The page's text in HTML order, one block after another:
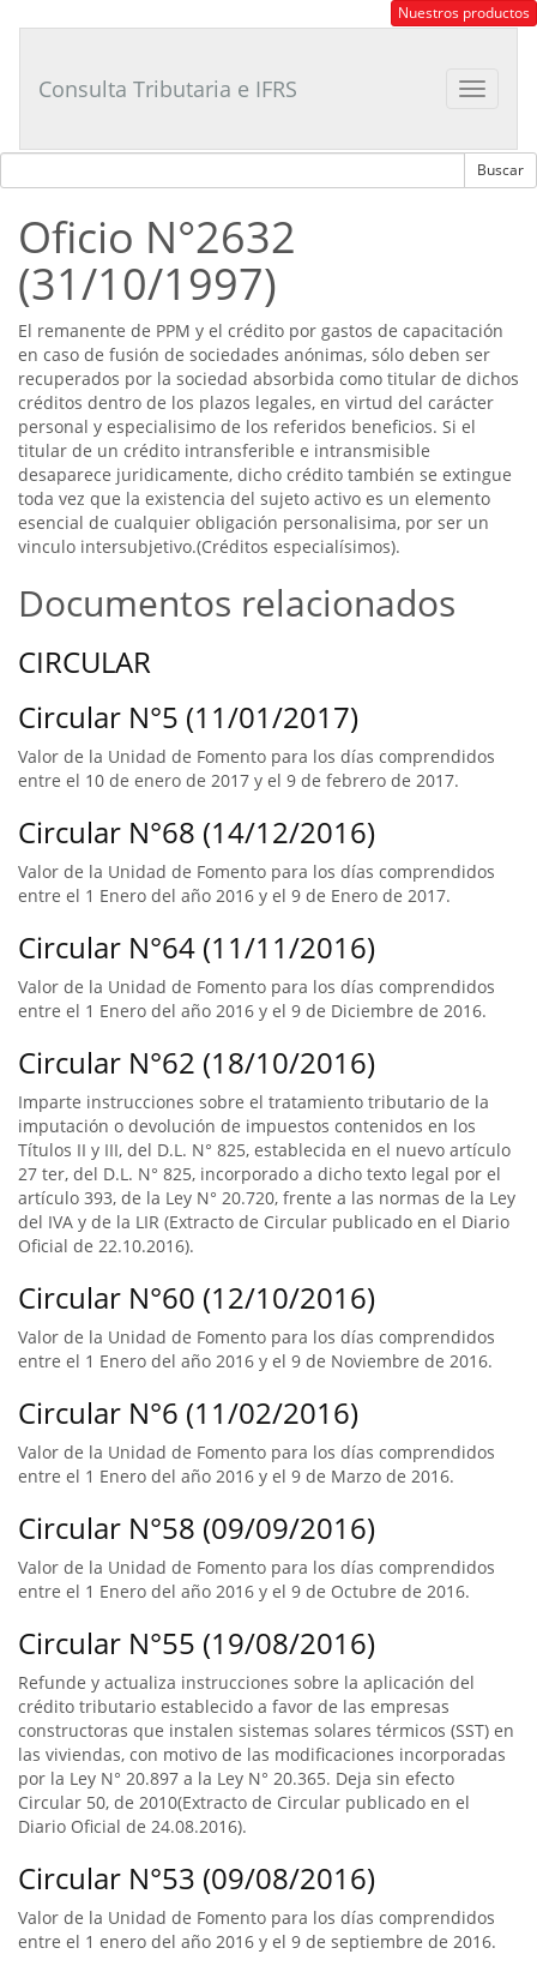
Tributario
Nuestros productos
Toggle
Consulta Tributaria e IFRS
Oficio N°2632
(31/10/1997)
El remanente de PPM y el crédito por gastos de capacitación
en caso de fusión de sociedades anónimas, sólo deben ser
recuperados por la sociedad absorbida como titular de dichos
créditos dentro de los plazos legales, en virtud del carácter
personal y especialisimo de los referidos beneficios. Si el
titular de un crédito intransferible e intransmisible
desaparece juridicamente, dicho crédito también se extingue
toda vez que la existencia del sujeto activo es un elemento
esencial de cualquier obligación personalisima, por ser un
vinculo intersubjetivo.(Créditos especialísimos).
Documentos relacionados
CIRCULAR
Circular N°5 (11/01/2017)
Valor de la Unidad de Fomento para los días comprendidos
entre el 10 de enero de 2017 y el 9 de febrero de 2017.
Circular N°68 (14/12/2016)
Valor de la Unidad de Fomento para los días comprendidos
entre el 1 Enero del año 2016 y el 9 de Enero de 2017.
Circular N°64 (11/11/2016)
Valor de la Unidad de Fomento para los días comprendidos
entre el 1 Enero del año 2016 y el 9 de Diciembre de 2016.
Circular N°62 (18/10/2016)
Imparte instrucciones sobre el tratamiento tributario de la
imputación o devolución de impuestos contenidos en los
Títulos II y III, del D.L. N° 825, establecida en el nuevo artículo
27 ter, del D.L. N° 825, incorporado a dicho texto legal por el
artículo 393, de la Ley N° 20.720, frente a las normas de la Ley
del IVA y de la LIR (Extracto de Circular publicado en el Diario
Oficial de 22.10.2016).
Circular N°60 (12/10/2016)
Valor de la Unidad de Fomento para los días comprendidos
entre el 1 Enero del año 2016 y el 9 de Noviembre de 2016.
Circular N°6 (11/02/2016)
Valor de la Unidad de Fomento para los días comprendidos
entre el 1 Enero del año 2016 y el 9 de Marzo de 2016.
Circular N°58 (09/09/2016)
Valor de la Unidad de Fomento para los días comprendidos
entre el 1 Enero del año 2016 y el 9 de Octubre de 2016.
Circular N°55 (19/08/2016)
Refunde y actualiza instrucciones sobre la aplicación del
crédito tributario establecido a favor de las empresas
constructoras que instalen sistemas solares térmicos (SST) en
las viviendas, con motivo de las modificaciones incorporadas
por la Ley N° 20.897 a la Ley N° 20.365. Deja sin efecto
Circular 50, de 2010(Extracto de Circular publicado en el
Diario Oficial de 24.08.2016).
Circular N°53 (09/08/2016)
Valor de la Unidad de Fomento para los días comprendidos
entre el 1 enero del año 2016 y el 9 de septiembre de 2016.